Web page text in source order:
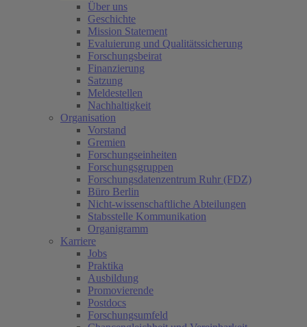
Über uns
Geschichte
Mission Statement
Evaluierung und Qualitätssicherung
Forschungsbeirat
Finanzierung
Satzung
Meldestellen
Nachhaltigkeit
Organisation
Vorstand
Gremien
Forschungseinheiten
Forschungsgruppen
Forschungsdatenzentrum Ruhr (FDZ)
Büro Berlin
Nicht-wissenschaftliche Abteilungen
Stabsstelle Kommunikation
Organigramm
Karriere
Jobs
Praktika
Ausbildung
Promovierende
Postdocs
Forschungsumfeld